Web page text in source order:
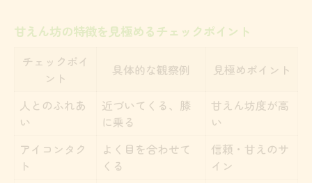
甘えん坊の特徴を見極めるチェックポイント
チェックポイ
ント
具体的な観察例 見極めポイント
人とのふれあ
い
近づいてくる、膝
に乗る
甘えん坊度が高
い
アイコンタク
ト
よく目を合わせて
くる
信頼・甘えのサ
イン